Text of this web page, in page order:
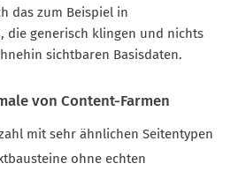
das zum Beispiel in
die generisch klingen und nichts
sichtbaren Basisdaten.
von Content-Farmen
mit sehr ähnlichen Seitentypen
ohne echten